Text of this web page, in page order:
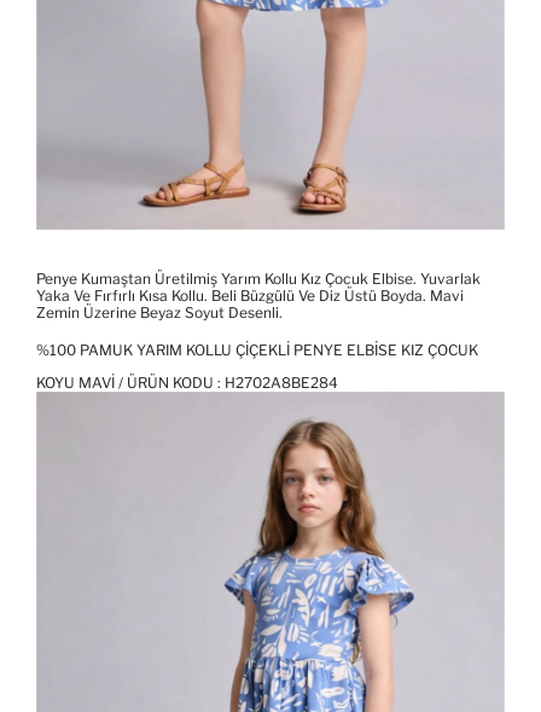
Penye Kumaştan Üretilmiş Yarım Kollu Kız Çocuk Elbise. Yuvarlak
Yaka Ve Fırfırlı Kısa Kollu. Beli Büzgülü Ve Diz Üstü Boyda. Mavi
Zemin Üzerine Beyaz Soyut Desenli.
%100 PAMUK YARIM KOLLU ÇIÇEKLI PENYE ELBISE KIZ ÇOCUK
KOYU MAVI / ÜRÜN KODU : H2702A8BE284